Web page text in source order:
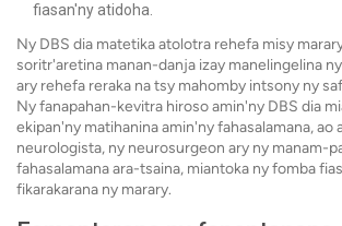
fiasan'ny atidoha.
Ny DBS dia matetika atolotra rehefa misy
soritr'aretina manan-danja izay manelingelina
ary rehefa reraka na tsy mahomby intsony ny
Ny fanapahan-kevitra hiroso amin'ny DBS dia
ekipan'ny matihanina amin'ny fahasalamana, ao
neurologista, ny neurosurgeon ary ny manam-
fahasalamana ara-tsaina, miantoka ny fomba
fikarakarana ny marary.